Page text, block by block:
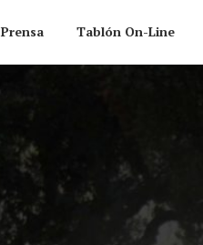
Prensa Tablón On-Line